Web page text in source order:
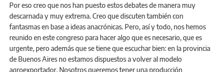
Por eso creo que nos han puesto estos debates de manera muy
descarnada y muy extrema. Creo que discuten también con
fantasmas en base a ideas anacrónicas. Pero, así y todo, nos hemos
reunido en este congreso para hacer algo que es necesario, que es
urgente, pero además que se tiene que escuchar bien: en la provincia
de Buenos Aires no estamos dispuestos a volver al modelo
agroexportador. Nosotros queremos tener una producción